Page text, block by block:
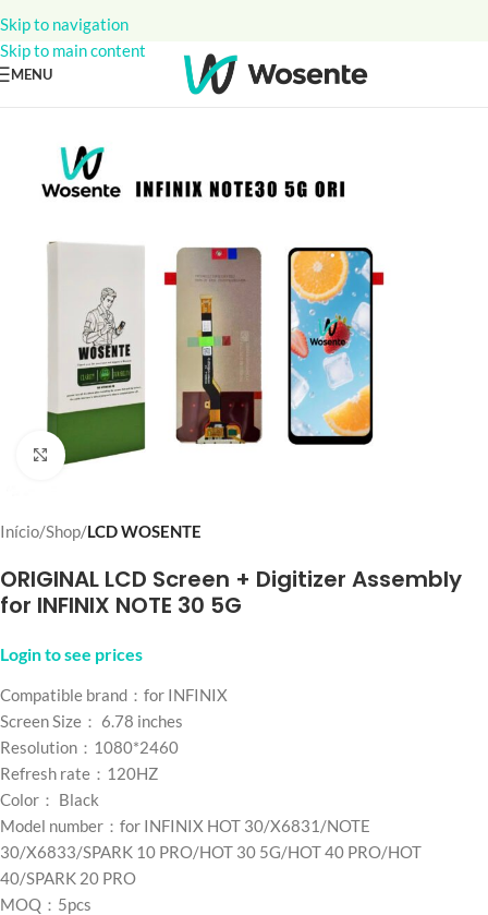
Skip to navigation
Skip to main content
MENU
Click to enlarge
Início Shop LCD WOSENTE
ORIGINAL LCD Screen + Digitizer Assembly
for INFINIX NOTE 30 5G
Login to see prices
Compatible brand：for INFINIX
Screen Size： 6.78 inches
Resolution：1080*2460
Refresh rate：120HZ
Color： Black
Model number：for INFINIX HOT 30/X6831/NOTE
30/X6833/SPARK 10 PRO/HOT 30 5G/HOT 40 PRO/HOT
40/SPARK 20 PRO
MOQ：5pcs